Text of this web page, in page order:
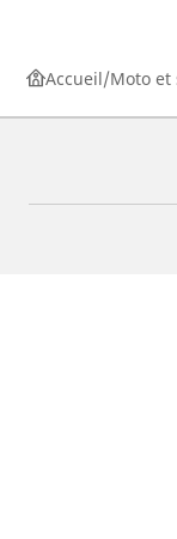
Accueil Moto et